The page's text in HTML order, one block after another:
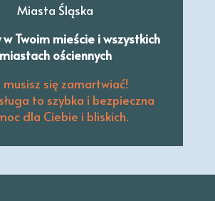
Miasta Śląska
w Twoim mieście i wszystkich
miastach ościennych
musisz się zamartwiać!
to szybka i bezpieczna
dla Ciebie i bliskich.